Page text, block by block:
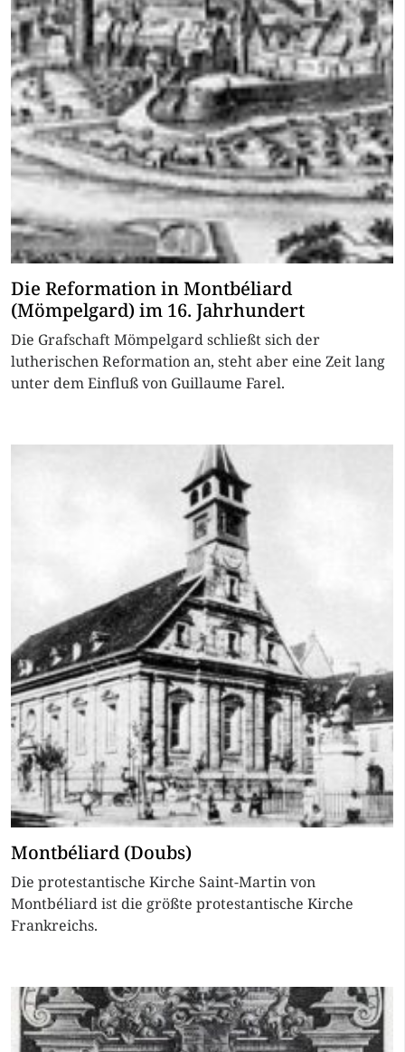
Die Reformation in Montbéliard
(Mömpelgard) im 16. Jahrhundert
Die Grafschaft Mömpelgard schließt sich der
lutherischen Reformation an, steht aber eine Zeit lang
unter dem Einfluß von Guillaume Farel.
Montbéliard (Doubs)
Die protestantische Kirche Saint-Martin von
Montbéliard ist die größte protestantische Kirche
Frankreichs.